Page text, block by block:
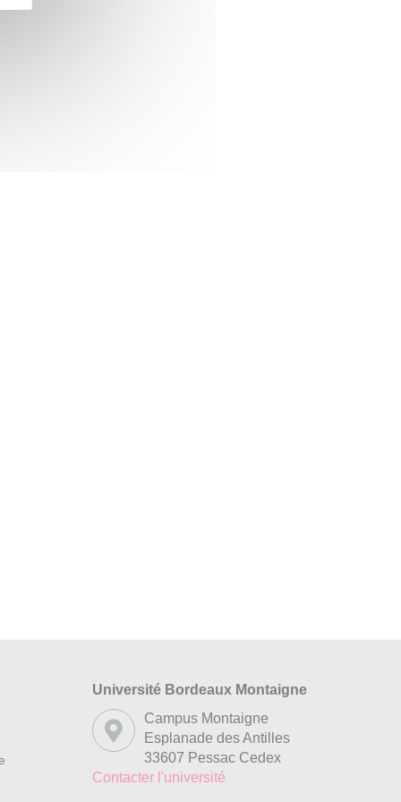
Université Bordeaux Montaigne
Campus Montaigne
Esplanade des Antilles
33607 Pessac Cedex
Contacter l'université